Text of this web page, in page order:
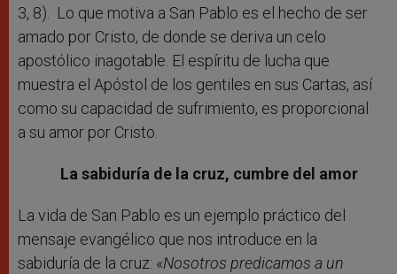
3, 8). Lo que motiva a San Pablo es el hecho de ser
amado por Cristo, de donde se deriva un celo
apostólico inagotable. El espíritu de lucha que
muestra el Apóstol de los gentiles en sus Cartas, así
como su capacidad de sufrimiento, es proporcional
a su amor por Cristo.
La sabiduría de la cruz, cumbre del amor
La vida de San Pablo es un ejemplo práctico del
mensaje evangélico que nos introduce en la
sabiduría de la cruz: «Nosotros predicamos a un